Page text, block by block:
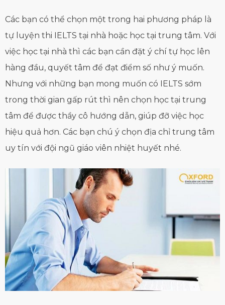
Các bạn có thể chọn một trong hai phương pháp là
tự luyện thi IELTS tại nhà hoặc học tại trung tâm. Với
việc học tại nhà thì các bạn cần đặt ý chí tự học lên
hàng đầu, quyết tâm để đạt điểm số như ý muốn.
Nhưng với những bạn mong muốn có IELTS sớm
trong thời gian gấp rút thì nên chọn học tại trung
tâm để được thầy cô hướng dẫn, giúp đỡ việc học
hiệu quả hơn. Các bạn chú ý chọn địa chỉ trung tâm
uy tín với đội ngũ giáo viên nhiệt huyết nhé.